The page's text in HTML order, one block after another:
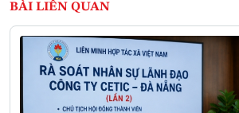
BÀI LIÊN QUAN